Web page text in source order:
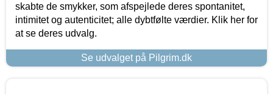
skabte de smykker, som afspejlede deres spontanitet,
intimitet og autenticitet; alle dybtfølte værdier. Klik her for
at se deres udvalg.
Se udvalget på Pilgrim.dk